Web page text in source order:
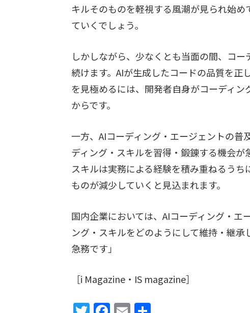
キルそのものを軽視する風潮が見られ始
ていくでしょう。
しかしながら、少なくとも当面の間、コ
続けます。AIが生成したコードの品質を
を見極めるには、開発者自身がコーディ
からです。
一方、AIコーディング・エージェントの普
ディング・スキルを習得・鍛錬する機会
スキルは実務による経験を積み重ねるう
ものが減少していくと見込まれます。
国内企業においては、AIコーディング・エ
ング・スキルをどのようにして維持・継
急務です」
［i Magazine・IS magazine］